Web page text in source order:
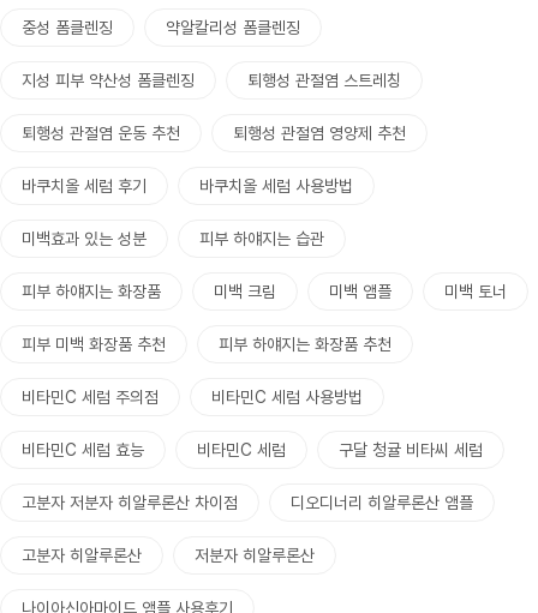
중성 폼클렌징 약알칼리성 폼클렌징
지성 피부 약산성 폼클렌징 퇴행성 관절염 스트레칭
퇴행성 관절염 운동 추천 퇴행성 관절염 영양제 추천
바쿠치올 세럼 후기 바쿠치올 세럼 사용방법
미백효과 있는 성분 피부 하얘지는 습관
피부 하얘지는 화장품 미백 크림 미백 앰플 미백 토너
피부 미백 화장품 추천 피부 하얘지는 화장품 추천
비타민C 세럼 주의점 비타민C 세럼 사용방법
비타민C 세럼 효능 비타민C 세럼 구달 청귤 비타씨 세럼
고분자 저분자 히알루론산 차이점 디오디너리 히알루론산 앰플
고분자 히알루론산 저분자 히알루론산
나이아신아마이드 앰플 사용후기